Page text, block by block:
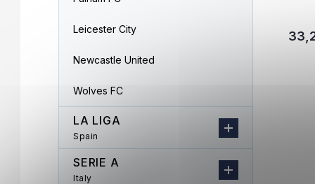
Leicester City
Newcastle United
Wolves FC
LA LIGA
Spain
SERIE A
Italy